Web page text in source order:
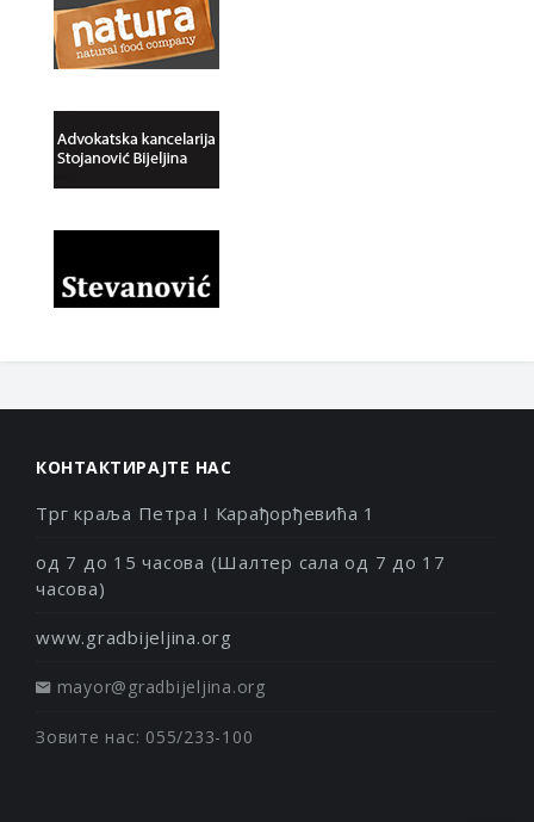
КОНТАКТИРАЈТЕ НАС
Трг краља Петра I Карађорђевића 1
од 7 до 15 часова (Шалтер сала од 7 до 17
часова)
www.gradbijeljina.org
mayor@gradbijeljina.org
Зовите нас: 055/233-100